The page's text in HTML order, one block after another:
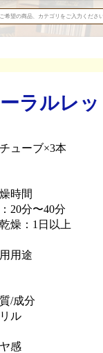
ラルレッ
ューブ×3本
時間
20分〜40分
燥：1日以上
用途
/成分
ル
感